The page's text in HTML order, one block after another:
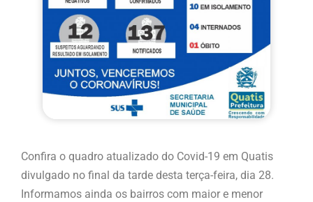
Confira o quadro atualizado do Covid-19 em Quatis
divulgado no final da tarde desta terça-feira, dia 28.
Informamos ainda os bairros com maior e menor